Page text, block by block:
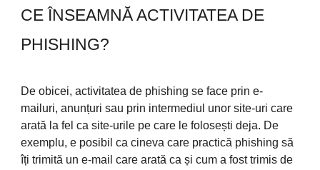
CE ÎNSEAMNĂ ACTIVITATEA DE
PHISHING?
De obicei, activitatea de phishing se face prin e-
mailuri, anunțuri sau prin intermediul unor site-uri care
arată la fel ca site-urile pe care le folosești deja. De
exemplu, e posibil ca cineva care practică phishing să
îți trimită un e-mail care arată ca și cum a fost trimis de